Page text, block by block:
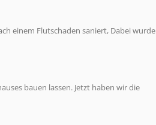
einem Flutschaden saniert, Dabei wurde
bauen lassen. Jetzt haben wir die